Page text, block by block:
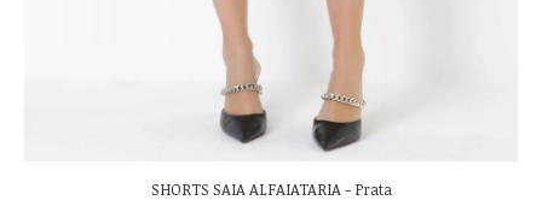
SHORTS SAIA ALFAIATARIA - Prata